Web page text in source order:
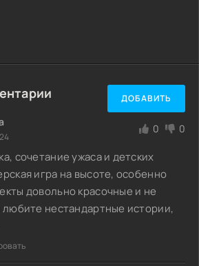
ДОБАВИТЬ
0 0
сочетание ужаса и детских
игра на высоте, особенно
довольно красочные и не
любите нестандартные истории,